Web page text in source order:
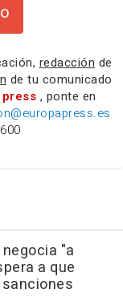
redacción de
de tu comunicado
press , ponte en
"a
a que